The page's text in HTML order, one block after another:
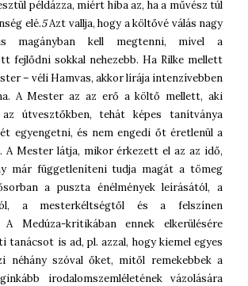
példázza, miért hiba az, ha a művész túl
elé.5Azt vallja, hogy a költővé válás nagy
magányban kell megtenni, mivel a
fejlődni sokkal nehezebb. Ha Rilke mellett
– véli Hamvas, akkor lírája intenzívebben
A Mester az az erő a költő mellett, aki
útvesztőkben, tehát képes tanítványa
egyengetni, és nem engedi őt éretlenül a
A Mester látja, mikor érkezett el az az idő,
már függetleníteni tudja magát a tömeg
a puszta énélmények leírásától, a
a mesterkéltségtől és a felszínen
Medúza-kritikában ennek elkerülésére
tanácsot is ad, pl. azzal, hogy kiemel egyes
néhány szóval őket, mitől remekebbek a
irodalomszemléletének vázolására